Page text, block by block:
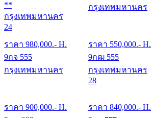
**
กรุงเทพมหานคร
24
ราคา 980,000.- H.
กรุงเทพมหานคร
ราคา 550,000.- H.
9กจ 555
กรุงเทพมหานคร
ราคา 900,000.- H.
9กฒ 555
กรุงเทพมหานคร
28
ราคา 840,000.- H.